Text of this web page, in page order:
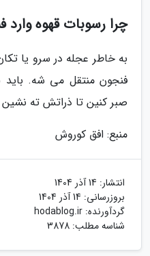
چرا رسوبات قهوه
به خاطر عجله در سرو یا
صبر کنین تا ذراتش ته
منبع: افق کوروش
انتشار: 14 آذر 1404
بروزرسانی: 14 آذر 1404
گردآورنده: hodablog.ir
شناسه مطلب: 3878